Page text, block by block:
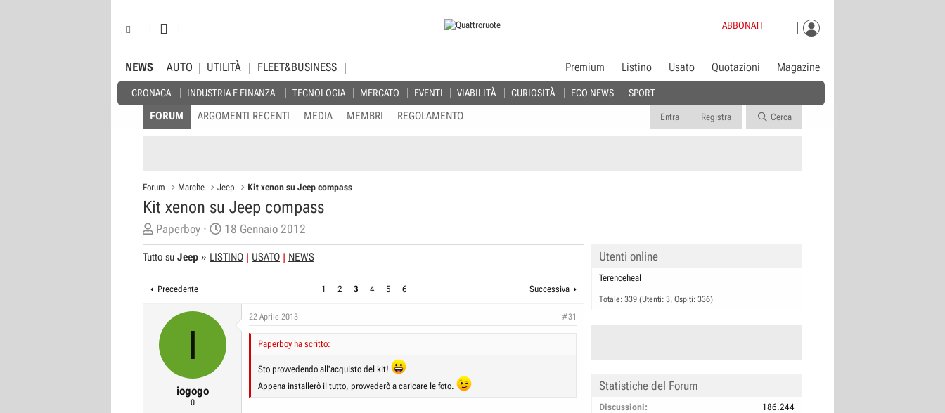
ABBONATI
NEWS
CRONACA INDUSTRIA E FINANZA TECNOLOGIA MERCATO EVENTI VIABILITÀ CURIOSITÀ ECO NEWS SPORT
AUTO UTILITÀ FLEET&BUSINESS Premium Listino Usato Quotazioni Magazine
FORUM ARGOMENTI RECENTI MEDIA MEMBRI REGOLAMENTO Entra Registra Cerca
Forum Marche Jeep Kit xenon su Jeep compass
Kit xenon su Jeep compass
C
r
e
t
e
D
Paperboy
D
a
t
I
n
18 Gennaio 2012
Tutto su Jeep » LISTINO USATO NEWS
Precedente 1 2 3 4 5 6 Successiva
I
iogogo
0
22 Aprile 2013 #31
Paperboy ha scritto:
Sto provvedendo all'acquisto del kit!
Appena installerò il tutto, provvederò a caricare le foto.
Utenti online
Terenceheal
Totale: 339 (Utenti: 3, Ospiti: 336)
Statistiche del Forum
Discussioni
186.244